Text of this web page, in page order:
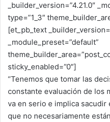
_builder_version=”4.21.0″
type=”1_3″
[et_pb_text
_module_preset=”default”
sticky_enabled=”0″]
“Tenemos que tomar las
constante evaluación de los
va en serio e implica
que no necesariamente